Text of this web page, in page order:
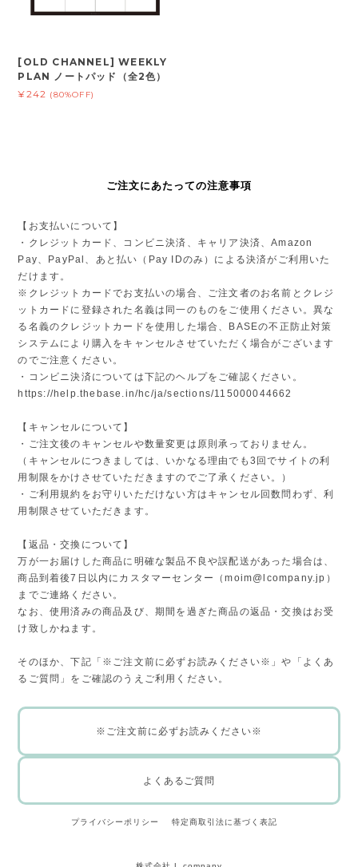
[OLD CHANNEL] WEEKLY
PLAN ノートパッド（全2色）
¥242 (80%OFF)
ご注文にあたっての注意事項
【お支払いについて】
・クレジットカード、コンビニ決済、キャリア決済、Amazon
Pay、PayPal、あと払い（Pay IDのみ）による決済がご利用いた
だけます。
※クレジットカードでお支払いの場合、ご注文者のお名前とクレジ
ットカードに登録された名義は同一のものをご使用ください。異な
る名義のクレジットカードを使用した場合、BASEの不正防止対策
システムにより購入をキャンセルさせていただく場合がございます
のでご注意ください。
・コンビニ決済については下記のヘルプをご確認ください。
https://help.thebase.in/hc/ja/sections/115000044662
【キャンセルについて】
・ご注文後のキャンセルや数量変更は原則承っておりません。
（キャンセルにつきましては、いかなる理由でも3回でサイトの利
用制限をかけさせていただきますのでご了承ください。）
・ご利用規約をお守りいただけない方はキャンセル回数問わず、利
用制限させていただきます。
【返品・交換について】
万が一お届けした商品に明確な製品不良や誤配送があった場合は、
商品到着後7日以内にカスタマーセンター（moim@lcompany.jp ）
までご連絡ください。
なお、使用済みの商品及び、期間を過ぎた商品の返品・交換はお受
け致しかねます。
そのほか、下記「※ご注文前に必ずお読みください※」や「よくあ
るご質問」をご確認のうえご利用ください。
※ご注文前に必ずお読みください※
よくあるご質問
プライバシーポリシー 特定商取引法に基づく表記